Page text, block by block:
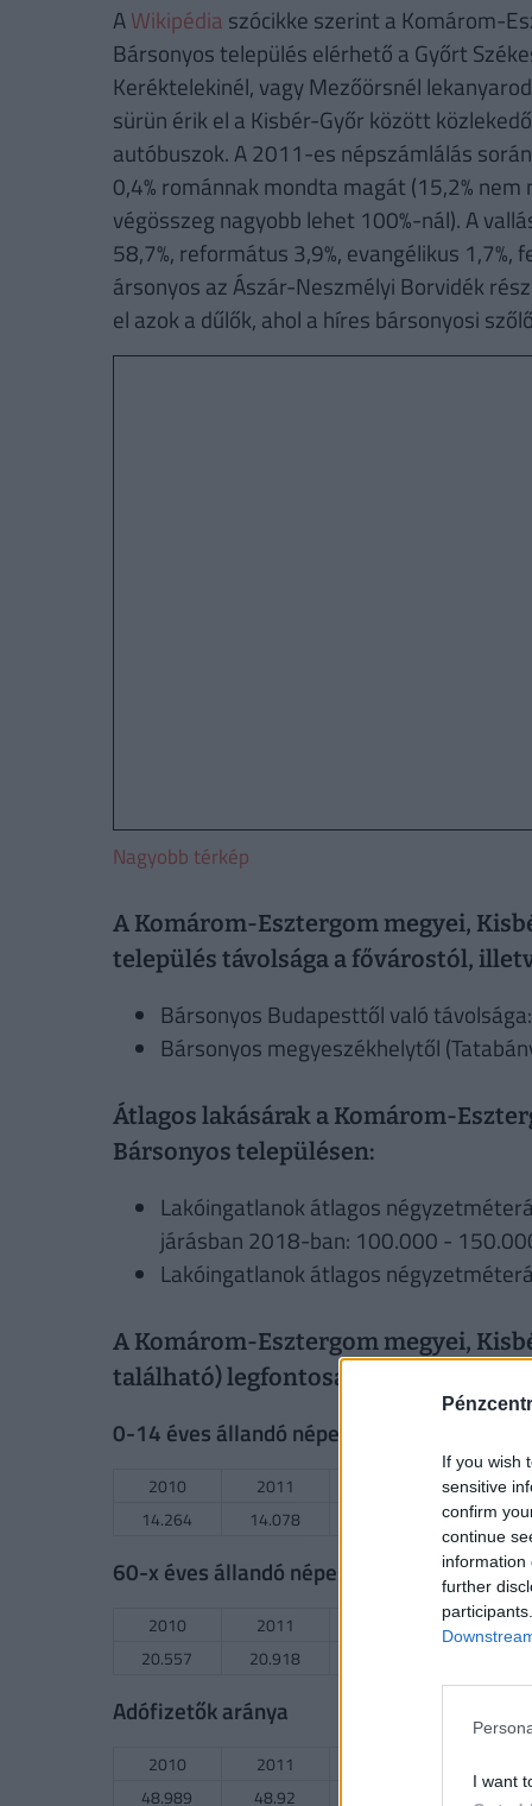
If you wish
sensitive
confirm
continue
information
further
I want
AWikipédia szócikke szerint a Komárom-
Bársonyos település elérhető a Győrt
Keréktelekinél, vagy Mezőörsnél
sürün érik el a Kisbér-Győr között
autóbuszok. A 2011-es népszámlálás
0,4% románnak mondta magát (15,2%
végösszeg nagyobb lehet 100%-nál). A
58,7%, református 3,9%, evangélikus
ársonyos az Ászár-Neszmélyi Borvidék
el azok a dűlők, ahol a híres bársonyosi
Nagyobb térkép
A Komárom-Esztergom megyei,
település távolsága a fővárostól,
Bársonyos Budapesttől való
Bársonyos megyeszékhelytől
Átlagos lakásárak a Komárom-
Bársonyos településen:
Lakóingatlanok átlagos
járásban 2018-ban: 100.000 -
Lakóingatlanok átlagos
A Komárom-Esztergom megyei,
található) legfontosabb statisztikai
0-14 éves állandó népesség aránya
2010 2011 2013
14.264
14.078 13.934
60-x éves állandó népesség aránya
2010 2011 2013
20.557
20.918
Adófizetők aránya
2010 2011
48.989
48.92